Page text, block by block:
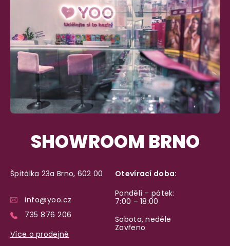
SHOWROOM BRNO
Špitálka 23a Brno, 602 00
info@yoo.cz
735 876 206
Více o prodejně
Otevírací doba:
Pondělí – pátek:
7:00 – 18:00
Sobota, neděle
Zavřeno